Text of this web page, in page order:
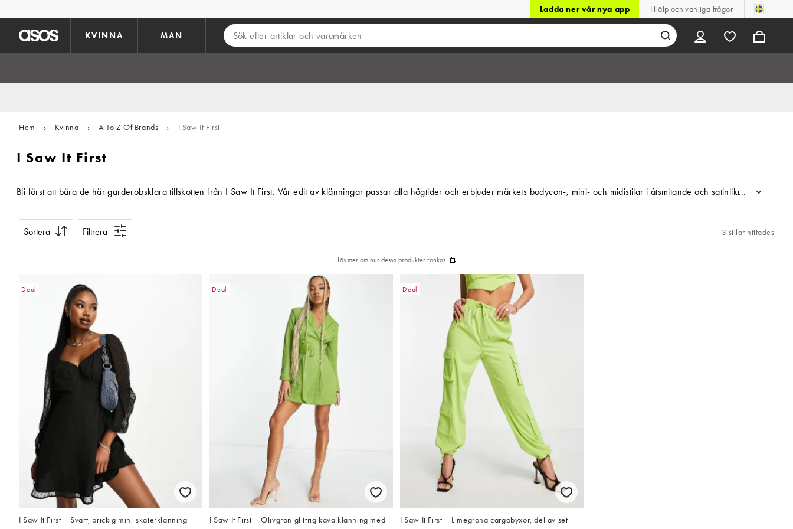
Ladda ner vår nya app Hjälp och vanliga frågor
KVINNA MAN
Hem › Kvinna › A To Z Of Brands › I Saw It First
I Saw It First
Bli först att bära de här garderobsklara tillskotten från I Saw It First. Vår edit av klänningar passar alla högtider och erbjuder märkets bodycon-, mini- och midistilar i åtsmitande och satinliknande
...
Sortera Filtrera 3 stilar hittades
Läs mer om hur dessa produkter rankas
Deal
I Saw It First – Svart, prickig mini-skaterklänning
Deal
I Saw It First – Olivgrön glittrig kavajklänning med
Deal
I Saw It First – Limegröna cargobyxor, del av set